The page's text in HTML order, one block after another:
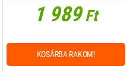
1 989Ft
KOSÁRBA RAKOM!